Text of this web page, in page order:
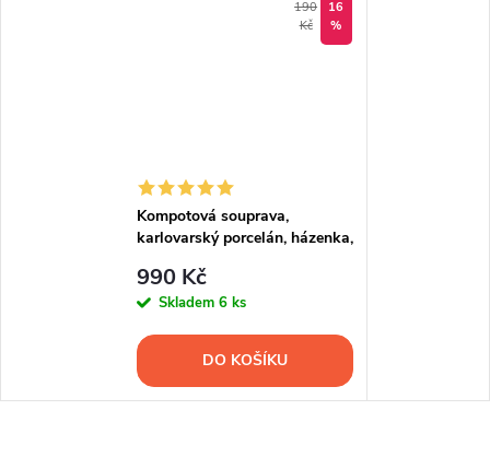
190
Kč
16
%
Kompotová souprava,
karlovarský porcelán, házenka,
990 Kč
Skladem 6 ks
DO KOŠÍKU